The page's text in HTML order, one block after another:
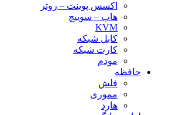
اکسس پوینت – روتر
هاب – سوییچ
KVM
کابل شبکه
کارت شبکه
مودم
حافظه
فلش
مموری
هارد